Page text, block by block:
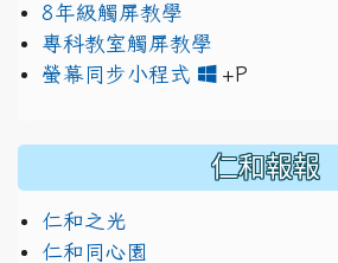
8年級觸屏教學
專科教室觸屏教學
螢幕同步小程式
+P
仁和報報
仁和之光
仁和同心園